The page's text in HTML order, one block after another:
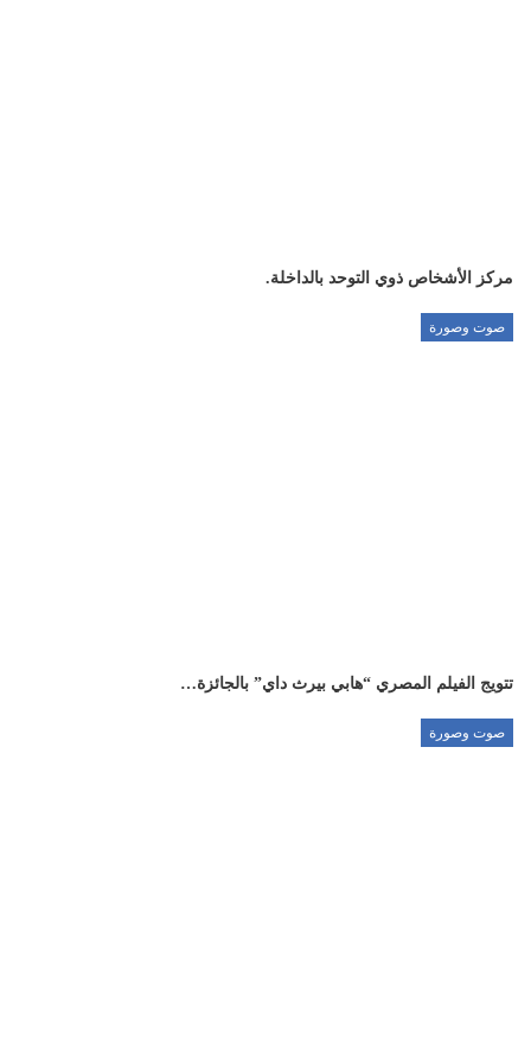
مركز الأشخاص ذوي التوحد بالداخلة.
صوت وصورة
تتويج الفيلم المصري “هابي بيرث داي” بالجائزة…
صوت وصورة